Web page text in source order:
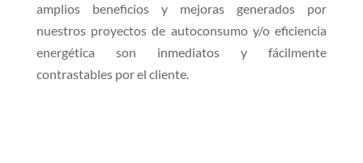
amplios beneficios y mejoras generados por
nuestros proyectos de autoconsumo y/o eficiencia
energética son inmediatos y fácilmente
contrastables por el cliente.